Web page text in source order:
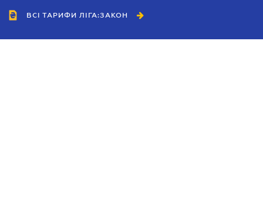
ВСІ ТАРИФИ ЛІГА:ЗАКОН